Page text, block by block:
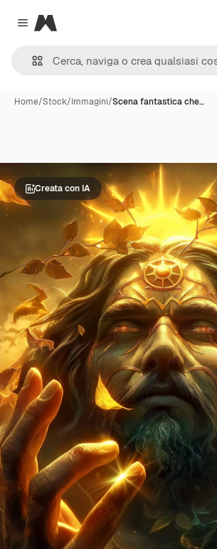
Close menu
Magnific
Home/Stock/Immagini/Scena fantastica che…
Creata con IA